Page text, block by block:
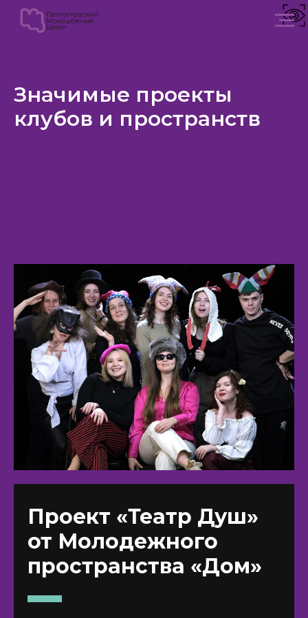
Значимые проекты
клубов и пространств
Проект «Театр Душ»
от Молодежного
пространства «Дом»